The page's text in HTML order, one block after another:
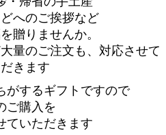
へのご挨拶など
贈りませんか。
量のご注文も、対応させて
きます
がするギフトですので
ご購入を
ていただきます